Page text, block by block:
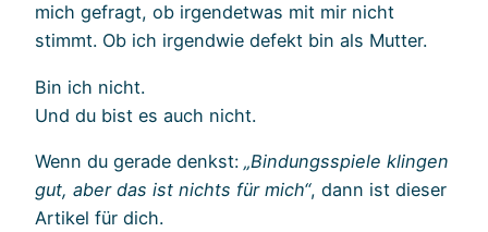
mich gefragt, ob irgendetwas mit mir nicht
stimmt. Ob ich irgendwie defekt bin als Mutter.
Bin ich nicht.
Und du bist es auch nicht.
Wenn du gerade denkst: „Bindungsspiele klingen
gut, aber das ist nichts für mich“, dann ist dieser
Artikel für dich.